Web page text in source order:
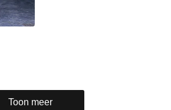
Toon meer